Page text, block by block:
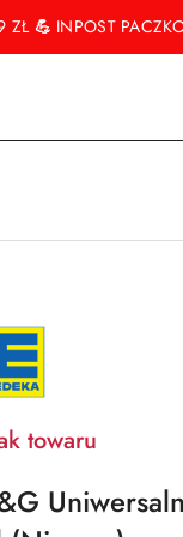
ZŁ💪 INPOST
towaru